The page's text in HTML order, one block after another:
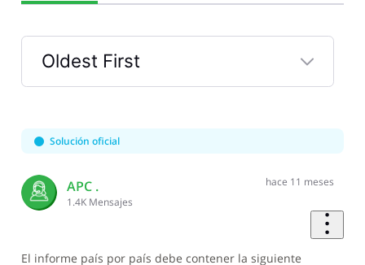
Oldest First
Selected
First
Solución oficial
APC .
1.4K Mensajes
hace 11 meses
El informe país por país debe contener la siguiente